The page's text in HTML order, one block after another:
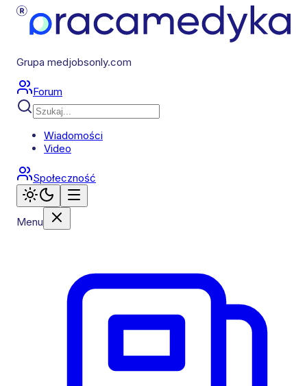
Grupa medjobsonly.com
Forum
Wiadomości
Video
Społeczność
Menu